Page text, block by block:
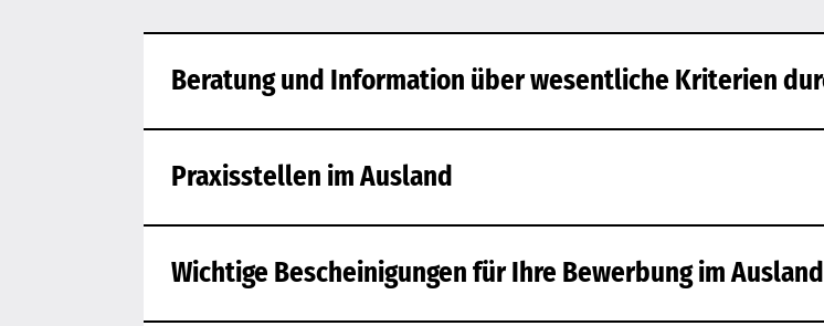
Beratung und Information über wesentliche Kriterien
Praxisstellen im Ausland
Wichtige Bescheinigungen für Ihre Bewerbung im Ausland